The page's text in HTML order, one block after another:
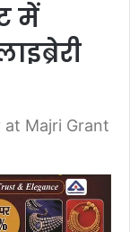
में
at Majri Grant